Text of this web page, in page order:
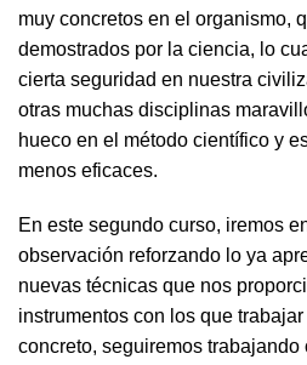
muy concretos en el organismo,
demostrados por la ciencia, lo
cierta seguridad en nuestra
otras muchas disciplinas
hueco en el método científico y
menos eficaces.
En este segundo curso, iremos
observación reforzando lo ya
nuevas técnicas que nos
instrumentos con los que
concreto, seguiremos trabajando